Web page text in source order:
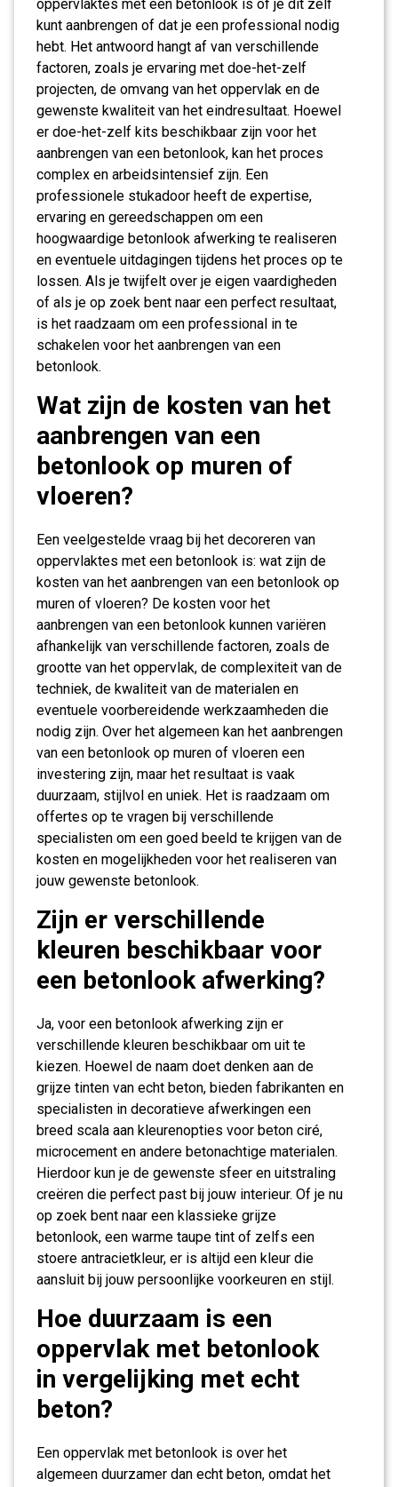
oppervlaktes met een betonlook is of je dit zelf
kunt aanbrengen of dat je een professional nodig
hebt. Het antwoord hangt af van verschillende
factoren, zoals je ervaring met doe-het-zelf
projecten, de omvang van het oppervlak en de
gewenste kwaliteit van het eindresultaat. Hoewel
er doe-het-zelf kits beschikbaar zijn voor het
aanbrengen van een betonlook, kan het proces
complex en arbeidsintensief zijn. Een
professionele stukadoor heeft de expertise,
ervaring en gereedschappen om een
hoogwaardige betonlook afwerking te realiseren
en eventuele uitdagingen tijdens het proces op te
lossen. Als je twijfelt over je eigen vaardigheden
of als je op zoek bent naar een perfect resultaat,
is het raadzaam om een professional in te
schakelen voor het aanbrengen van een
betonlook.
Wat zijn de kosten van het
aanbrengen van een
betonlook op muren of
vloeren?
Een veelgestelde vraag bij het decoreren van
oppervlaktes met een betonlook is: wat zijn de
kosten van het aanbrengen van een betonlook op
muren of vloeren? De kosten voor het
aanbrengen van een betonlook kunnen variëren
afhankelijk van verschillende factoren, zoals de
grootte van het oppervlak, de complexiteit van de
techniek, de kwaliteit van de materialen en
eventuele voorbereidende werkzaamheden die
nodig zijn. Over het algemeen kan het aanbrengen
van een betonlook op muren of vloeren een
investering zijn, maar het resultaat is vaak
duurzaam, stijlvol en uniek. Het is raadzaam om
offertes op te vragen bij verschillende
specialisten om een goed beeld te krijgen van de
kosten en mogelijkheden voor het realiseren van
jouw gewenste betonlook.
Zijn er verschillende
kleuren beschikbaar voor
een betonlook afwerking?
Ja, voor een betonlook afwerking zijn er
verschillende kleuren beschikbaar om uit te
kiezen. Hoewel de naam doet denken aan de
grijze tinten van echt beton, bieden fabrikanten en
specialisten in decoratieve afwerkingen een
breed scala aan kleurenopties voor beton ciré,
microcement en andere betonachtige materialen.
Hierdoor kun je de gewenste sfeer en uitstraling
creëren die perfect past bij jouw interieur. Of je nu
op zoek bent naar een klassieke grijze
betonlook, een warme taupe tint of zelfs een
stoere antracietkleur, er is altijd een kleur die
aansluit bij jouw persoonlijke voorkeuren en stijl.
Hoe duurzaam is een
oppervlak met betonlook
in vergelijking met echt
beton?
Een oppervlak met betonlook is over het
algemeen duurzamer dan echt beton, omdat het